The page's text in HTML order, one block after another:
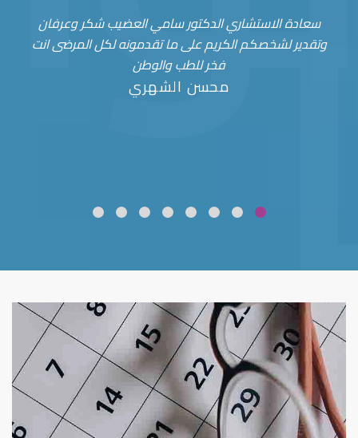
سعادة الاستشاري الدكتور سامي العضيب شكر وعرفان
وتقدير لشخصكم الكريم على ما تقدمونه لكل المرضى انت
فخر للطب والوطن
محسن الشهري
قلوبال لرعاية العين ضعف نظر